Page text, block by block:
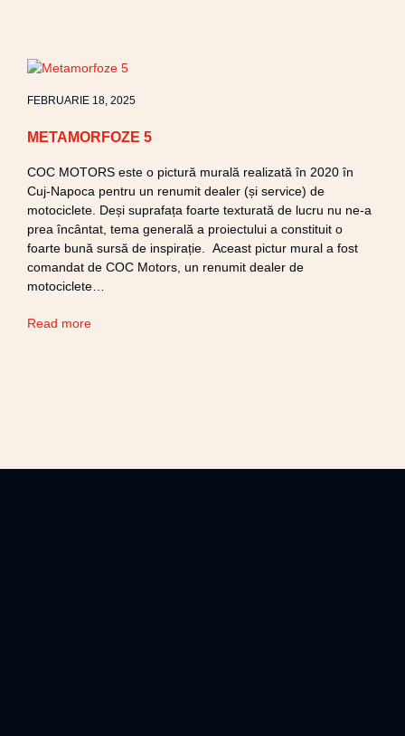
FEBRUARIE 18, 2025
METAMORFOZE 5
COC MOTORS este o pictură murală realizată în 2020 în
Cuj-Napoca pentru un renumit dealer (și service) de
motociclete. Deși suprafața foarte texturată de lucru nu ne-a
prea încântat, tema generală a proiectului a constituit o
foarte bună sursă de inspirație. Aceast pictur mural a fost
comandat de COC Motors, un renumit dealer de
motociclete…
Read more